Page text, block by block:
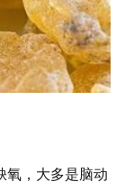
氧，大多是脑动